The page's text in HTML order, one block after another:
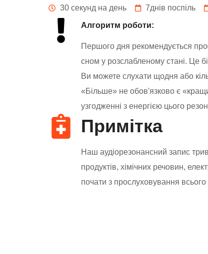
30 секунд на день 7днів поспіль
Алгоритм роботи:
Першого дня рекомендується
сном у розслабленому стані. Це
Ви можете слухати щодня або
«Більше» не обов'язково є
узгодженні з енергією цього
Примітка
Наш аудіорезонансний запис
продуктів, хімічних речовин,
почати з прослуховування всього